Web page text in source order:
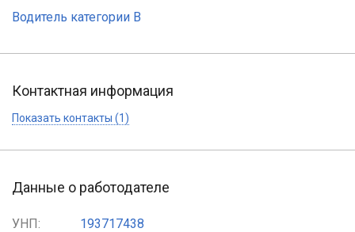
Водитель категории В
Контактная информация
Показать контакты (1)
Данные о работодателе
УНП: 193717438